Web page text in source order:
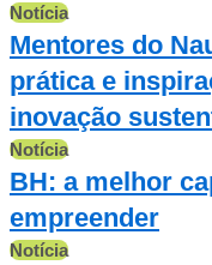
Notícia
Mentores do
prática e
inovação
Notícia
BH: a melhor
empreender
Notícia